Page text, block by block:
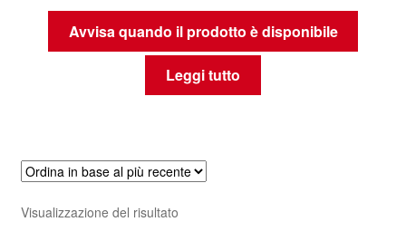
Avvisa quando il prodotto è disponibile
Leggi tutto
Visualizzazione del risultato